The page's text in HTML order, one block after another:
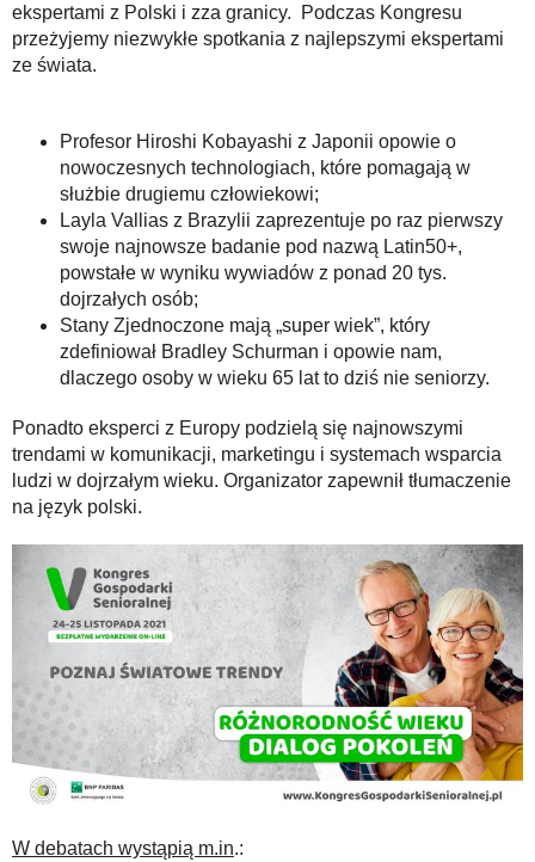
ekspertami z Polski i zza granicy. Podczas Kongresu
przeżyjemy niezwykłe spotkania z najlepszymi ekspertami
ze świata.
Profesor Hiroshi Kobayashi z Japonii opowie o
nowoczesnych technologiach, które pomagają w
służbie drugiemu człowiekowi;
Layla Vallias z Brazylii zaprezentuje po raz pierwszy
swoje najnowsze badanie pod nazwą Latin50+,
powstałe w wyniku wywiadów z ponad 20 tys.
dojrzałych osób;
Stany Zjednoczone mają „super wiek”, który
zdefiniował Bradley Schurman i opowie nam,
dlaczego osoby w wieku 65 lat to dziś nie seniorzy.
Ponadto eksperci z Europy podzielą się najnowszymi
trendami w komunikacji, marketingu i systemach wsparcia
ludzi w dojrzałym wieku. Organizator zapewnił tłumaczenie
na język polski.
W debatach wystąpią m.in.: